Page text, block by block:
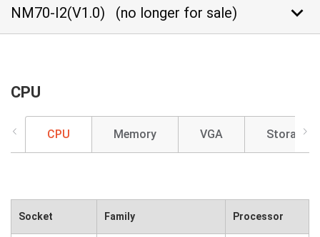
NM70-I2(V1.0) (no longer for sale) keyboard_arrow_down
CPU
CPU Memory VGA Storage
Socket Family Processor